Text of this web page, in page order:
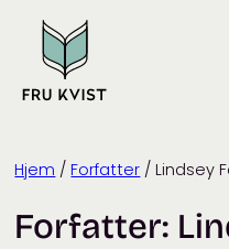
content
Hjem / Forfatter / Lindsey
Forfatter: